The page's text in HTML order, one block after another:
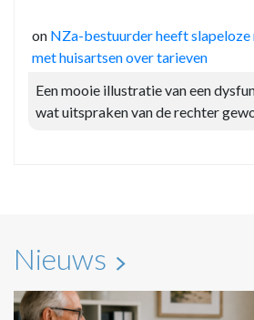
on NZa-bestuurder heeft
met huisartsen over tarieven
Een mooie illustratie van een
wat uitspraken van de rechter
Nieuws